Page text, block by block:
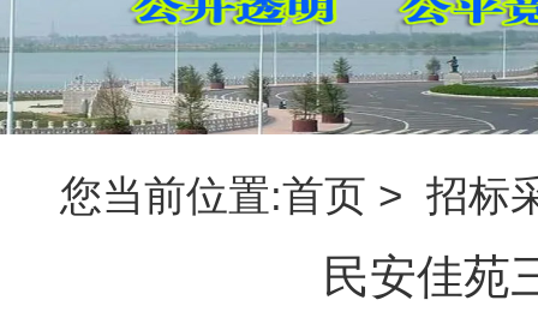
您当前位置:首页 > 招标
民安佳苑